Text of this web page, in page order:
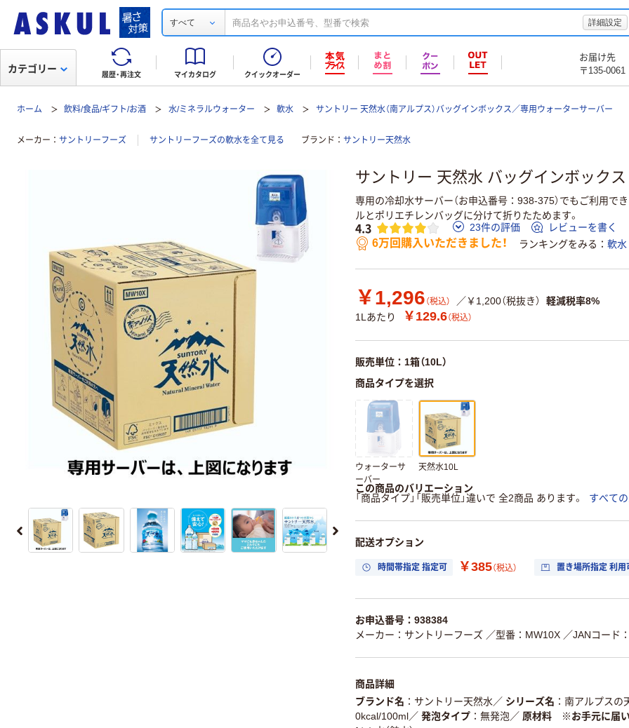
すべて 詳細設定
履歴・再注文 マイカタログ クイックオーダー
お届け先
〒135-0061
カテゴリー
ホーム 飲料/食品/ギフト/お酒 水/ミネラルウォーター 軟水 サントリー 天然水（南アルプス）バッグインボックス／専用ウォーターサーバー
メーカー サントリーフーズ サントリーフーズの軟水を全て見る ブランド サントリー天然水
サントリー 天然水 バッグインボックス 1
専用の冷却水サーバー（お申込番号：938-375）でもご利用で
ルとポリエチレンバッグに分けて折りたためます。
4.3 23件の評価 レビューを書く
6万回購入いただきました！ ランキングをみる 軟水
￥1,296 （税込） ／￥1,200（税抜き）
軽減税率8%
1Lあたり
￥129.6（税込）
販売単位：1箱（10L）
商品タイプを選択
ウォーターサ
ーバー
天然水10L
この商品のバリエーション
「商品タイプ」「販売単位」違いで 全2商品 あります。
すべて
配送オプション
時間帯指定 指定可 ￥385（税込） 置き場所指定 利用
お申込番号：938384
メーカー：サントリーフーズ ／型番：MW10X ／JANコード
商品詳細
ブランド名 サントリー天然水 ／ シリーズ名 南アルプスの
0kcal/100ml／ 発泡タイプ 無発泡 ／ 原材料 ※お手元に届い